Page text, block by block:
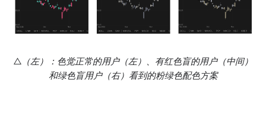
△（左）：色觉正常的用户（左）、有红色盲的用户（中间）
和绿色盲用户（右）看到的粉绿色配色方案